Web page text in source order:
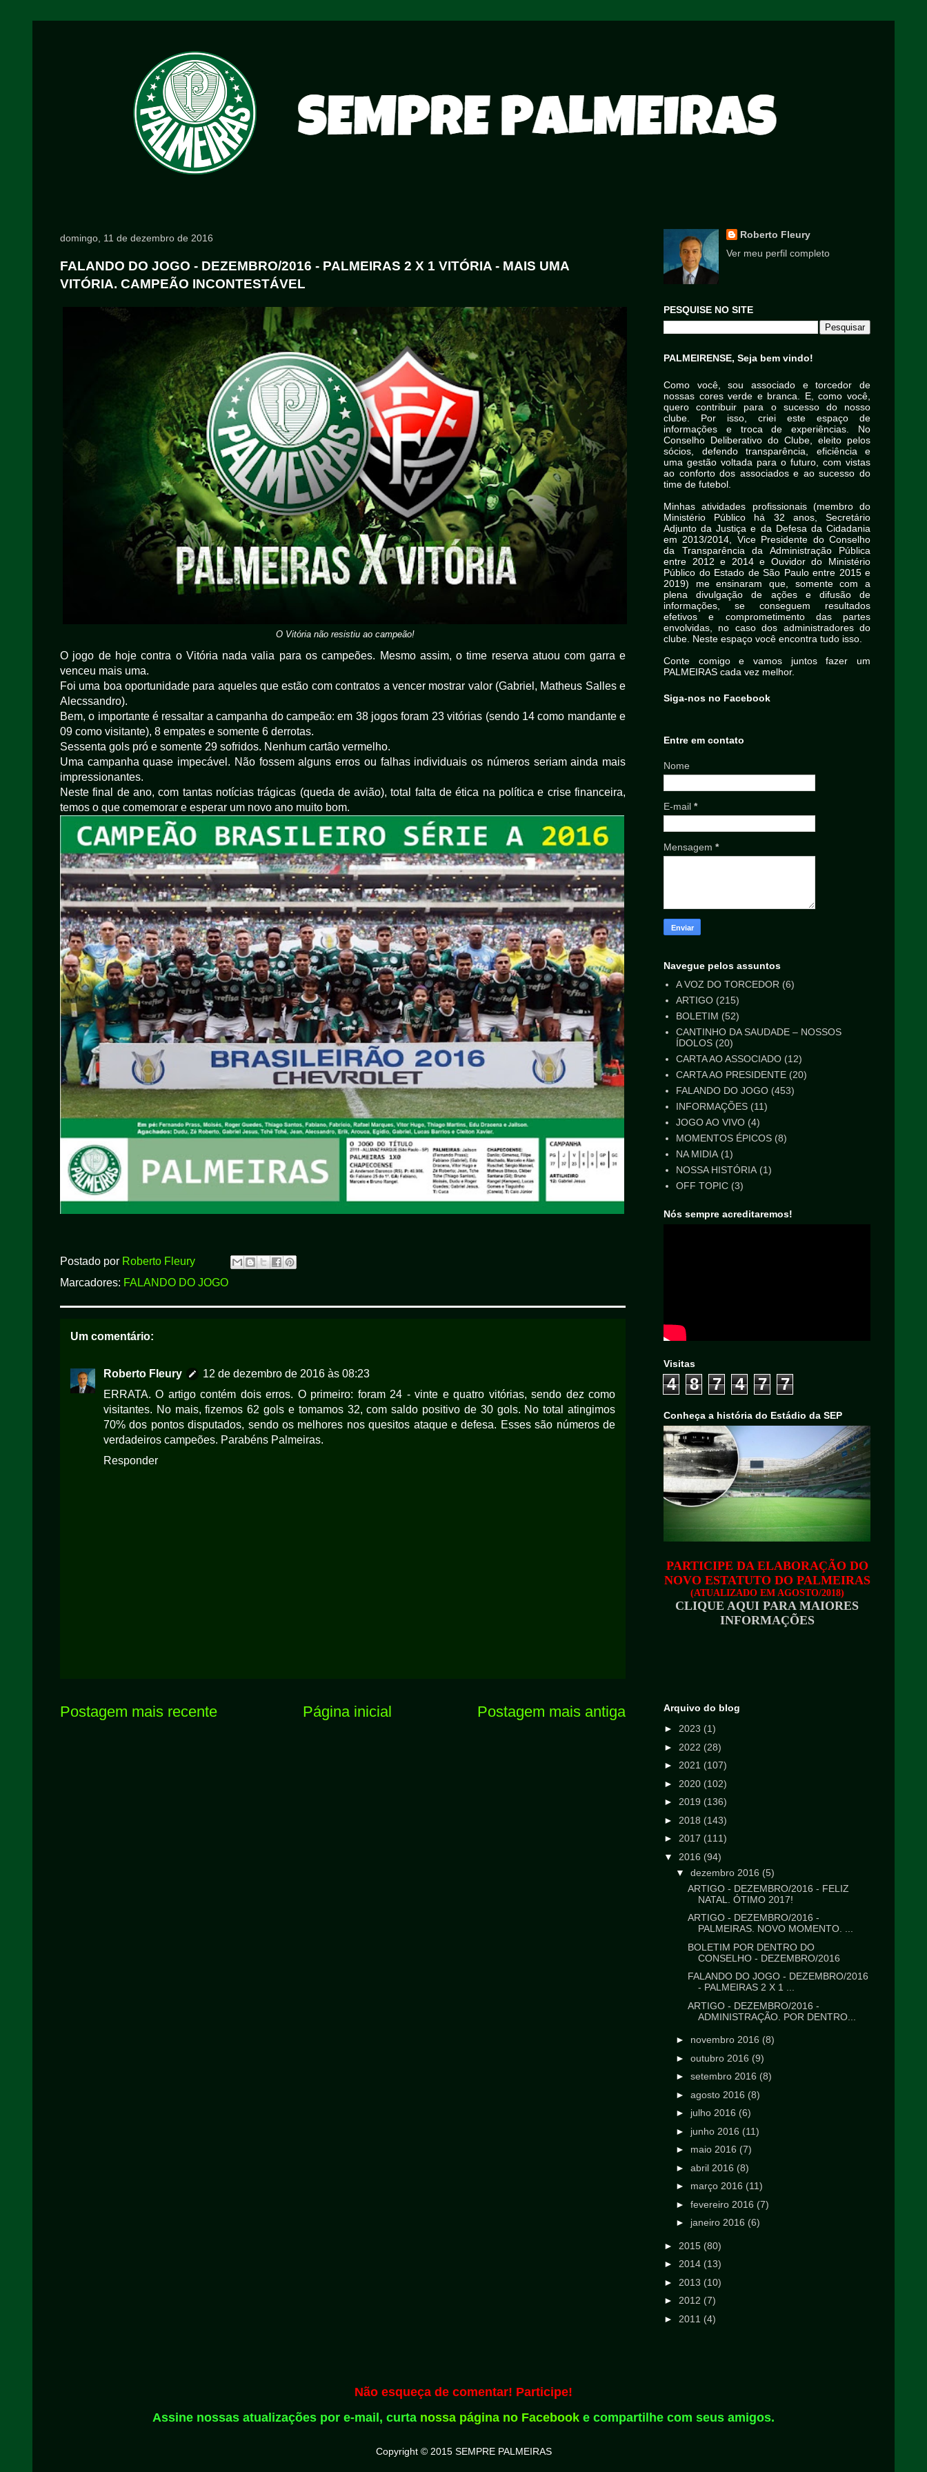
domingo, 11 de dezembro de 2016
FALANDO DO JOGO - DEZEMBRO/2016 - PALMEIRAS 2 X 1 VITÓRIA - MAIS UMA
VITÓRIA. CAMPEÃO INCONTESTÁVEL
O Vitória não resistiu ao campeão!
O jogo de hoje contra o Vitória nada valia para os campeões. Mesmo assim, o time reserva atuou com garra e
venceu mais uma.
Foi uma boa oportunidade para aqueles que estão com contratos a vencer mostrar valor (Gabriel, Matheus Salles e
Alecssandro).
Bem, o importante é ressaltar a campanha do campeão: em 38 jogos foram 23 vitórias (sendo 14 como mandante e
09 como visitante), 8 empates e somente 6 derrotas.
Sessenta gols pró e somente 29 sofridos. Nenhum cartão vermelho.
Uma campanha quase impecável. Não fossem alguns erros ou falhas individuais os números seriam ainda mais
impressionantes.
Neste final de ano, com tantas notícias trágicas (queda de avião), total falta de ética na política e crise financeira,
temos o que comemorar e esperar um novo ano muito bom.
Postado por Roberto Fleury
Marcadores: FALANDO DO JOGO
Um comentário:
Roberto Fleury
12 de dezembro de 2016 às 08:23
ERRATA. O artigo contém dois erros. O primeiro: foram 24 - vinte e quatro vitórias, sendo dez como
visitantes. No mais, fizemos 62 gols e tomamos 32, com saldo positivo de 30 gols. No total atingimos
70% dos pontos disputados, sendo os melhores nos quesitos ataque e defesa. Esses são números de
verdadeiros campeões. Parabéns Palmeiras.
Responder
Postagem mais recente Postagem mais antiga
Página inicial
Roberto Fleury
Ver meu perfil completo
PESQUISE NO SITE
PALMEIRENSE, Seja bem vindo!
Como você, sou associado e torcedor de
nossas cores verde e branca. E, como você,
quero contribuir para o sucesso do nosso
clube. Por isso, criei este espaço de
informações e troca de experiências. No
Conselho Deliberativo do Clube, eleito pelos
sócios, defendo transparência, eficiência e
uma gestão voltada para o futuro, com vistas
ao conforto dos associados e ao sucesso do
time de futebol.
Minhas atividades profissionais (membro do
Ministério Público há 32 anos, Secretário
Adjunto da Justiça e da Defesa da Cidadania
em 2013/2014, Vice Presidente do Conselho
da Transparência da Administração Pública
entre 2012 e 2014 e Ouvidor do Ministério
Público do Estado de São Paulo entre 2015 e
2019) me ensinaram que, somente com a
plena divulgação de ações e difusão de
informações, se conseguem resultados
efetivos e comprometimento das partes
envolvidas, no caso dos administradores do
clube. Neste espaço você encontra tudo isso.
Conte comigo e vamos juntos fazer um
PALMEIRAS cada vez melhor.
Siga-nos no Facebook
Entre em contato
Nome
E-mail *
Mensagem *
Navegue pelos assuntos
A VOZ DO TORCEDOR (6)
ARTIGO (215)
BOLETIM (52)
CANTINHO DA SAUDADE – NOSSOS
ÍDOLOS (20)
CARTA AO ASSOCIADO (12)
CARTA AO PRESIDENTE (20)
FALANDO DO JOGO (453)
INFORMAÇÕES (11)
JOGO AO VIVO (4)
MOMENTOS ÉPICOS (8)
NA MIDIA (1)
NOSSA HISTÓRIA (1)
OFF TOPIC (3)
Nós sempre acreditaremos!
Visitas
4 8 7 4 7 7
Conheça a história do Estádio da SEP
PARTICIPE DA ELABORAÇÃO DO
NOVO ESTATUTO DO PALMEIRAS
(ATUALIZADO EM AGOSTO/2018)
CLIQUE AQUI PARA MAIORES
INFORMAÇÕES
Arquivo do blog
► 2023 (1)
► 2022 (28)
► 2021 (107)
► 2020 (102)
► 2019 (136)
► 2018 (143)
► 2017 (111)
▼ 2016 (94)
▼ dezembro 2016 (5)
ARTIGO - DEZEMBRO/2016 - FELIZ
NATAL. ÓTIMO 2017!
ARTIGO - DEZEMBRO/2016 -
PALMEIRAS. NOVO MOMENTO. ...
BOLETIM POR DENTRO DO
CONSELHO - DEZEMBRO/2016
FALANDO DO JOGO - DEZEMBRO/2016
- PALMEIRAS 2 X 1 ...
ARTIGO - DEZEMBRO/2016 -
ADMINISTRAÇÃO. POR DENTRO...
► novembro 2016 (8)
► outubro 2016 (9)
► setembro 2016 (8)
► agosto 2016 (8)
► julho 2016 (6)
► junho 2016 (11)
► maio 2016 (7)
► abril 2016 (8)
► março 2016 (11)
► fevereiro 2016 (7)
► janeiro 2016 (6)
► 2015 (80)
► 2014 (13)
► 2013 (10)
► 2012 (7)
► 2011 (4)
Não esqueça de comentar! Participe!
Assine nossas atualizações por e-mail, curta nossa página no Facebook e compartilhe com seus amigos.
Copyright © 2015 SEMPRE PALMEIRAS